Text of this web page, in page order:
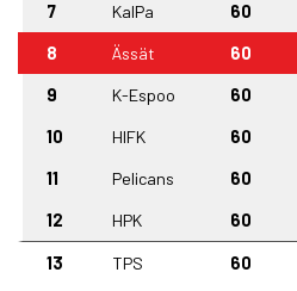
7 KalPa 60
8 Ässät 60
9 K-Espoo 60
10 HIFK 60
11 Pelicans 60
12 HPK 60
13 TPS 60